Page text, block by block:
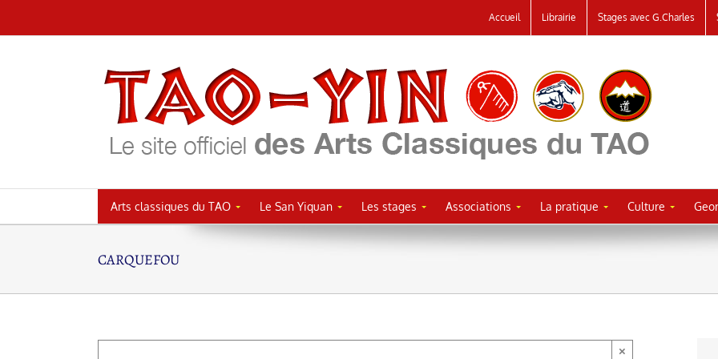
au
Accueil Librairie Stages avec G.Charles
Arts classiques du TAO Le San Yiquan Les stages Associations La pratique Culture
CARQUEFOU
×